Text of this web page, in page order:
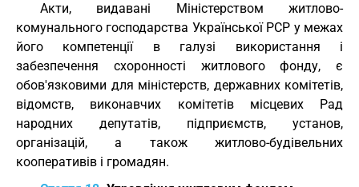
Акти, видавані Міністерством житлово-
комунального господарства Української РСР у межах
його компетенції в галузі використання і
забезпечення схоронності житлового фонду, є
обов'язковими для міністерств, державних комітетів,
відомств, виконавчих комітетів місцевих Рад
народних депутатів, підприємств, установ,
організацій, а також житлово-будівельних
кооперативів і громадян.